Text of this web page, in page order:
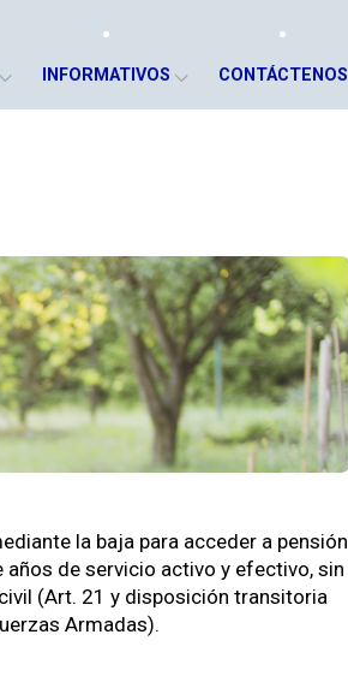
INFORMATIVOS CONTÁCTENOS
la baja para acceder a pensión
de servicio activo y efectivo, sin
(Art. 21 y disposición transitoria
Armadas).